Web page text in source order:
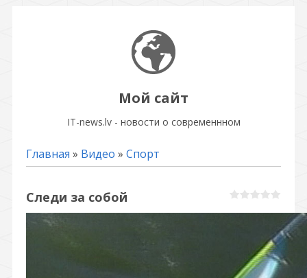
Мой сайт
IT-news.lv - новости о современнном
Главная » Видео » Спорт
Следи за собой